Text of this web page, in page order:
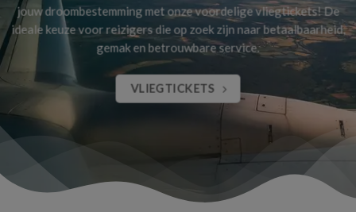
jouw droombestemming met onze voordelige vliegtickets! De
ideale keuze voor reizigers die op zoek zijn naar betaalbaarheid,
gemak en betrouwbare service.
VLIEGTICKETS